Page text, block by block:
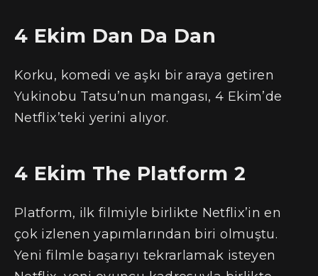
4 Ekim Dan Da Dan
Korku, komedi ve aşkı bir araya getiren
Yukinobu Tatsu’nun mangası, 4 Ekim’de
Netflix’teki yerini alıyor.
4 Ekim The Platform 2
Platform, ilk filmiyle birlikte Netflix’in en
çok izlenen yapımlarından biri olmuştu.
Yeni filmle başarıyı tekrarlamak isteyen